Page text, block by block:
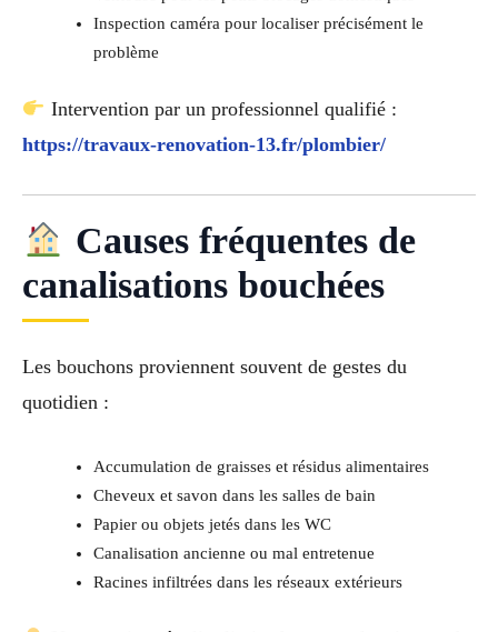
Inspection caméra pour localiser précisément le
problème
Intervention par un professionnel qualifié :
https://travaux-renovation-13.fr/plombier/
Causes fréquentes de
canalisations bouchées
Les bouchons proviennent souvent de gestes du
quotidien :
Accumulation de graisses et résidus alimentaires
Cheveux et savon dans les salles de bain
Papier ou objets jetés dans les WC
Canalisation ancienne ou mal entretenue
Racines infiltrées dans les réseaux extérieurs